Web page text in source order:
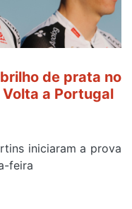
de prata no
a Portugal
iniciaram a prova
feira